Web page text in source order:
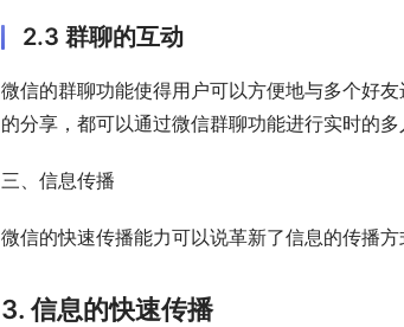
2.3 群聊的互动
微信的群聊功能使得用户可以方便地与多个好
的分享，都可以通过微信群聊功能进行实时的多
三、信息传播
微信的快速传播能力可以说革新了信息的传播
3. 信息的快速传播